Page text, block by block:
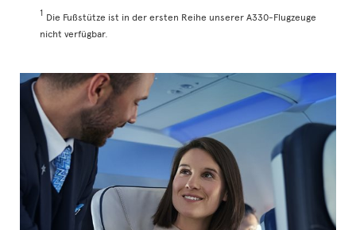
1 Die Fußstütze ist in der ersten Reihe unserer A330-Flugzeuge
nicht verfügbar.